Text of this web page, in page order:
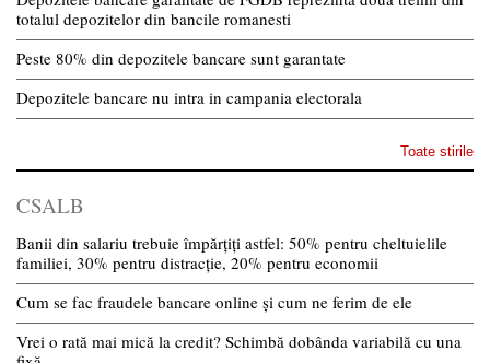
totalul depozitelor din bancile romanesti
Peste 80% din depozitele bancare sunt garantate
Depozitele bancare nu intra in campania electorala
Toate stirile
CSALB
Banii din salariu trebuie împărțiți astfel: 50% pentru cheltuielile
familiei, 30% pentru distracție, 20% pentru economii
Cum se fac fraudele bancare online și cum ne ferim de ele
Vrei o rată mai mică la credit? Schimbă dobânda variabilă cu una